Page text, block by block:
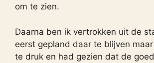
om te zien.
Daarna ben ik vertrokken uit de
eerst gepland daar te blijven
te druk en had gezien dat de